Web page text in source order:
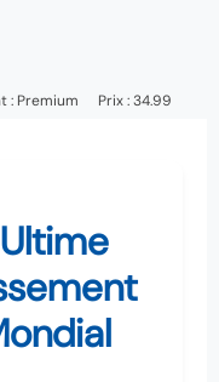
: Premium Prix : 34.99